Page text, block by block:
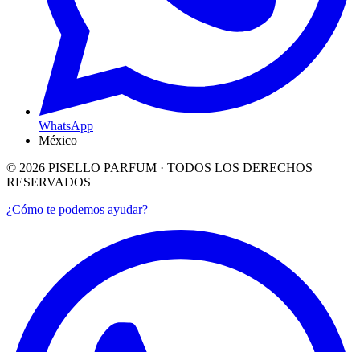
WhatsApp
México
© 2026 PISELLO PARFUM · TODOS LOS DERECHOS
RESERVADOS
¿Cómo te podemos ayudar?